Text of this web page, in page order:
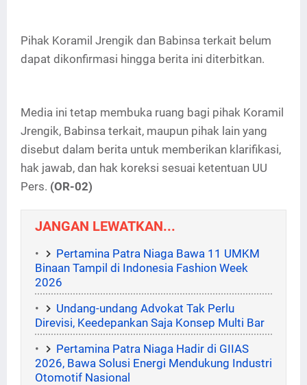
Pihak Koramil Jrengik dan Babinsa terkait belum
dapat dikonfirmasi hingga berita ini diterbitkan.
Media ini tetap membuka ruang bagi pihak Koramil
Jrengik, Babinsa terkait, maupun pihak lain yang
disebut dalam berita untuk memberikan klarifikasi,
hak jawab, dan hak koreksi sesuai ketentuan UU
Pers. (OR-02)
JANGAN LEWATKAN...
Pertamina Patra Niaga Bawa 11 UMKM
Binaan Tampil di Indonesia Fashion Week
2026
Undang-undang Advokat Tak Perlu
Direvisi, Keedepankan Saja Konsep Multi Bar
Pertamina Patra Niaga Hadir di GIIAS
2026, Bawa Solusi Energi Mendukung Industri
Otomotif Nasional